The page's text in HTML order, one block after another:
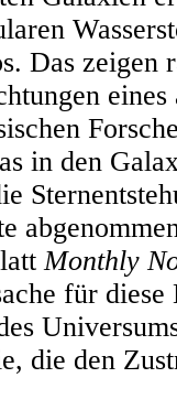
Das zeigen
in den
Monthly
für
die den